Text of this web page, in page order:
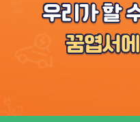
우리가 할
꿈엽서